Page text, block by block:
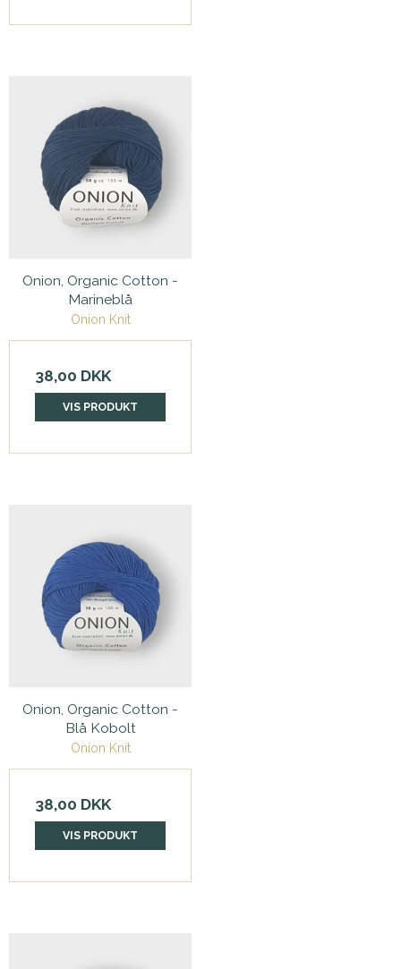
Onion, Organic Cotton -
Marineblå
Onion Knit
38,00 DKK
VIS PRODUKT
Onion, Organic Cotton -
Blå Kobolt
Onion Knit
38,00 DKK
VIS PRODUKT